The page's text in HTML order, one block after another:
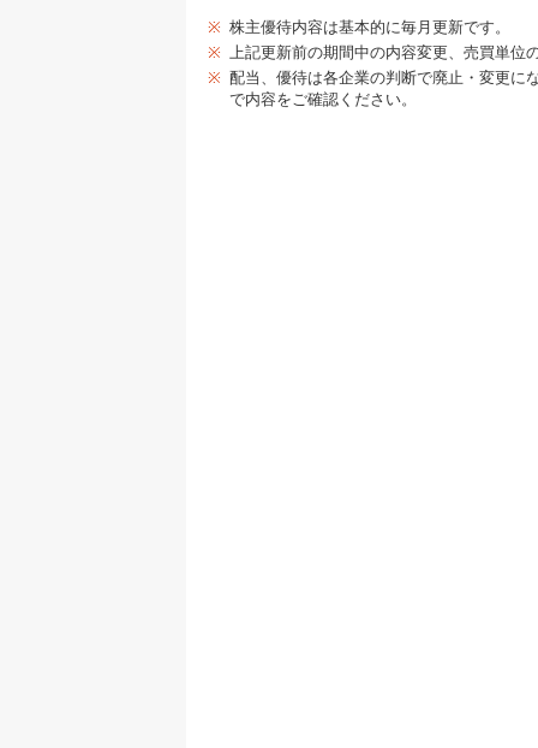
※ 株主優待内容は基本的に毎月更新です。
※ 上記更新前の期間中の内容変更、売買単位
※ 配当、優待は各企業の判断で廃止・変更に
で内容をご確認ください。